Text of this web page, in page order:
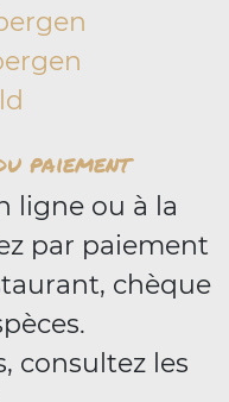
paiement
ligne ou à la
par paiement
chèque
consultez les